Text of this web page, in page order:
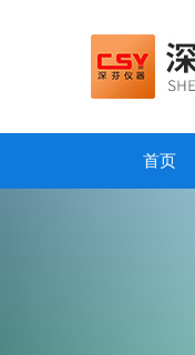
首页